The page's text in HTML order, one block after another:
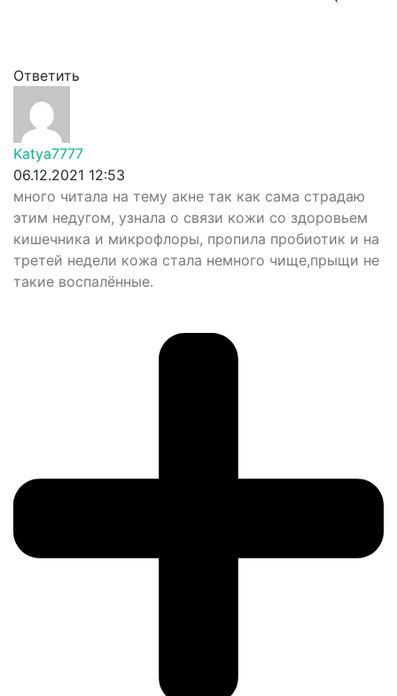
Ответить
Katya7777
06.12.2021 12:53
много читала на тему акне так как сама страдаю
этим недугом, узнала о связи кожи со здоровьем
кишечника и микрофлоры, пропила пробиотик и на
третей недели кожа стала немного чище,прыщи не
такие воспалённые.